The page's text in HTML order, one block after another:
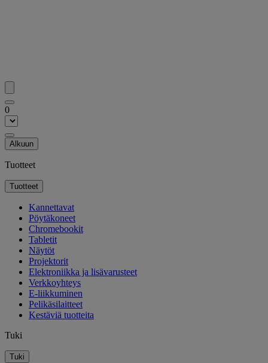
0
Alkuun
Tuotteet
Tuotteet
Kannettavat
Pöytäkoneet
Chromebookit
Tabletit
Näytöt
Projektorit
Elektroniikka ja lisävarusteet
Verkkoyhteys
E-liikkuminen
Pelikäsilaitteet
Kestäviä tuotteita
Tuki
Tuki